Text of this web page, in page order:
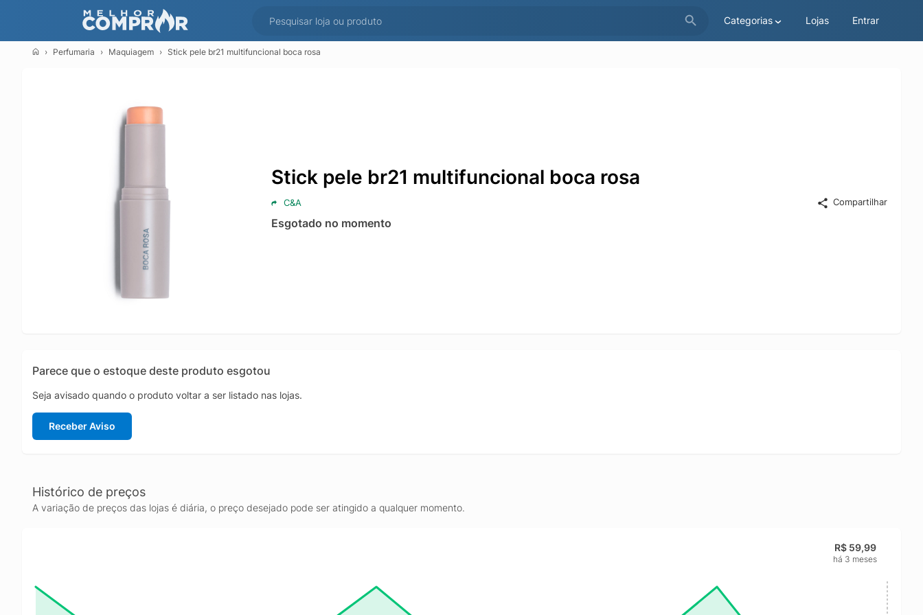
Categorias Lojas Entrar
Perfumaria Maquiagem Stick pele br21 multifuncional boca rosa
Stick pele br21 multifuncional boca rosa
C&A Compartilhar
Esgotado no momento
Parece que o estoque deste produto esgotou
Seja avisado quando o produto voltar a ser listado nas lojas.
Receber Aviso
Histórico de preços
A variação de preços das lojas é diária, o preço desejado pode ser atingido a qualquer momento.
R$ 59,99
há 3 meses